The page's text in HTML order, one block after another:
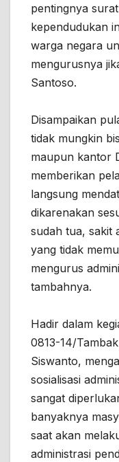
pentingnya
kependudukan
warga negara
mengurusnya
Santoso.
Disampaikan
tidak mungkin
maupun kantor
memberikan
langsung
dikarenakan
sudah tua, sakit
yang tidak
mengurus
tambahnya.
Hadir dalam
0813-14/
Siswanto,
sosialisasi
sangat
banyaknya
saat akan
administrasi